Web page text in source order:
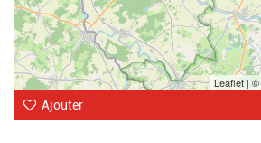
Leaflet | ©
Ajouter